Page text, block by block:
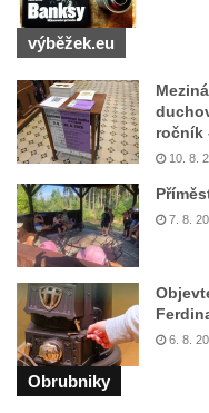
silnice severně od
Kenotaf Alfeda
Hrobčicích
Pomník obětem válek
Pomník obětem válek
Hrob vojáků Rudé
Račicích
Hrob Jiřího Dovhomilji
Hrob Antonína
Račicích
Hrob Josefa Moravce
na hřbitově v Dobříni
výběžek.eu
ročník
10. 8.
7. 8.
6. 8.
Obrubniky